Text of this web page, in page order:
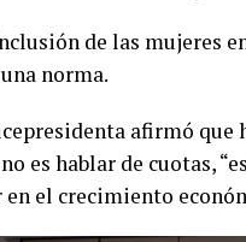
de las mujeres
norma.
afirmó que
es hablar de cuotas,
el crecimiento